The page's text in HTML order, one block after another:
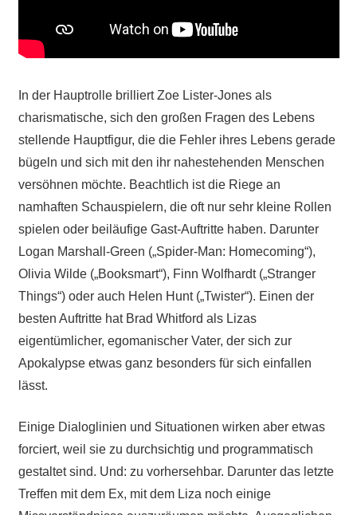
In der Hauptrolle brilliert Zoe Lister-Jones als
charismatische, sich den großen Fragen des Lebens
stellende Hauptfigur, die die Fehler ihres Lebens gerade
bügeln und sich mit den ihr nahestehenden Menschen
versöhnen möchte. Beachtlich ist die Riege an
namhaften Schauspielern, die oft nur sehr kleine Rollen
spielen oder beiläufige Gast-Auftritte haben. Darunter
Logan Marshall-Green („Spider-Man: Homecoming“),
Olivia Wilde („Booksmart“), Finn Wolfhardt („Stranger
Things“) oder auch Helen Hunt („Twister“). Einen der
besten Auftritte hat Brad Whitford als Lizas
eigentümlicher, egomanischer Vater, der sich zur
Apokalypse etwas ganz besonders für sich einfallen
lässt.
Einige Dialoglinien und Situationen wirken aber etwas
forciert, weil sie zu durchsichtig und programmatisch
gestaltet sind. Und: zu vorhersehbar. Darunter das letzte
Treffen mit dem Ex, mit dem Liza noch einige